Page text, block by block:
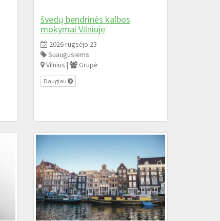
švedų bendrinės kalbos
mokymai Vilniuje
2026 rugsėjo 23
Suaugusiems
Vilnius |
Grupė
Daugiau